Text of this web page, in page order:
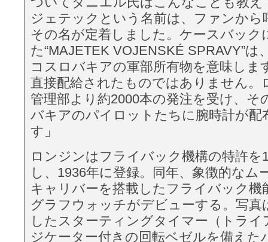
ジェテックという名前は、ファンから
その名が定着しました。ケースバック
た“MAJETEK VOJENSKÉ SPRAVY”は
コスロバキアの軍部所有物を意味しま
直接配給されたものではありません。
管理部より約2000本の発注を受け、そ
バキアのパイロットたちに腕時計が配
す」
ロンジンはフライバック機構の特許を
し、1936年に登録。同年、象徴的なム
キャリバーを搭載したフライバック機
グラフウォッチがデビューする。写真
したスターティングタイマー（トラ
ジケーター付きの回転ベゼルを備えた